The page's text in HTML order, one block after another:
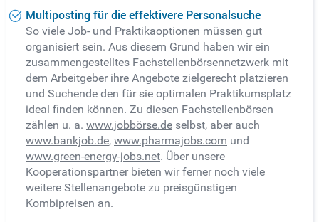
Multiposting für die effektivere Personalsuche
So viele Job- und Praktikaoptionen müssen gut
organisiert sein. Aus diesem Grund haben wir ein
zusammengestelltes Fachstellenbörsennetzwerk mit
dem Arbeitgeber ihre Angebote zielgerecht platzieren
und Suchende den für sie optimalen Praktikumsplatz
ideal finden können. Zu diesen Fachstellenbörsen
zählen u. a. www.jobbörse.de selbst, aber auch
www.bankjob.de, www.pharmajobs.com und
www.green-energy-jobs.net. Über unsere
Kooperationspartner bieten wir ferner noch viele
weitere Stellenangebote zu preisgünstigen
Kombipreisen an.